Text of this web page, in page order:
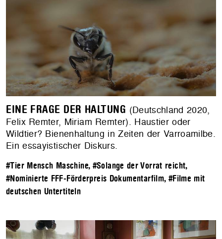
EINE FRAGE DER HALTUNG (Deutschland 2020,
Felix Remter, Miriam Remter). Haustier oder
Wildtier? Bienenhaltung in Zeiten der Varroamilbe.
Ein essayistischer Diskurs.
#Tier Mensch Maschine, #Solange der Vorrat reicht,
#Nominierte FFF-Förderpreis Dokumentarfilm, #Filme mit
deutschen Untertiteln